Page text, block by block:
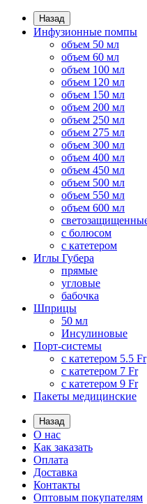
Назад
Инфузионные помпы
объем 50 мл
объем 60 мл
объем 100 мл
объем 120 мл
объем 150 мл
объем 200 мл
объем 250 мл
объем 275 мл
объем 300 мл
объем 400 мл
объем 450 мл
объем 500 мл
объем 550 мл
объем 600 мл
с болюсом
с катетером
Иглы Губера
прямые
угловые
бабочка
Шприцы
50 мл
Инсулиновые
Порт-системы
с катетером 5.5 Fr
с катетером 7 Fr
с катетером 9 Fr
Пакеты медицинские
Назад
О нас
Как заказать
Оплата
Доставка
Контакты
Оптовым покупателям